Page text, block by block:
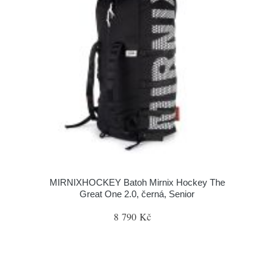
MIRNIXHOCKEY Batoh Mirnix Hockey The
Great One 2.0, černá, Senior
8 790 Kč